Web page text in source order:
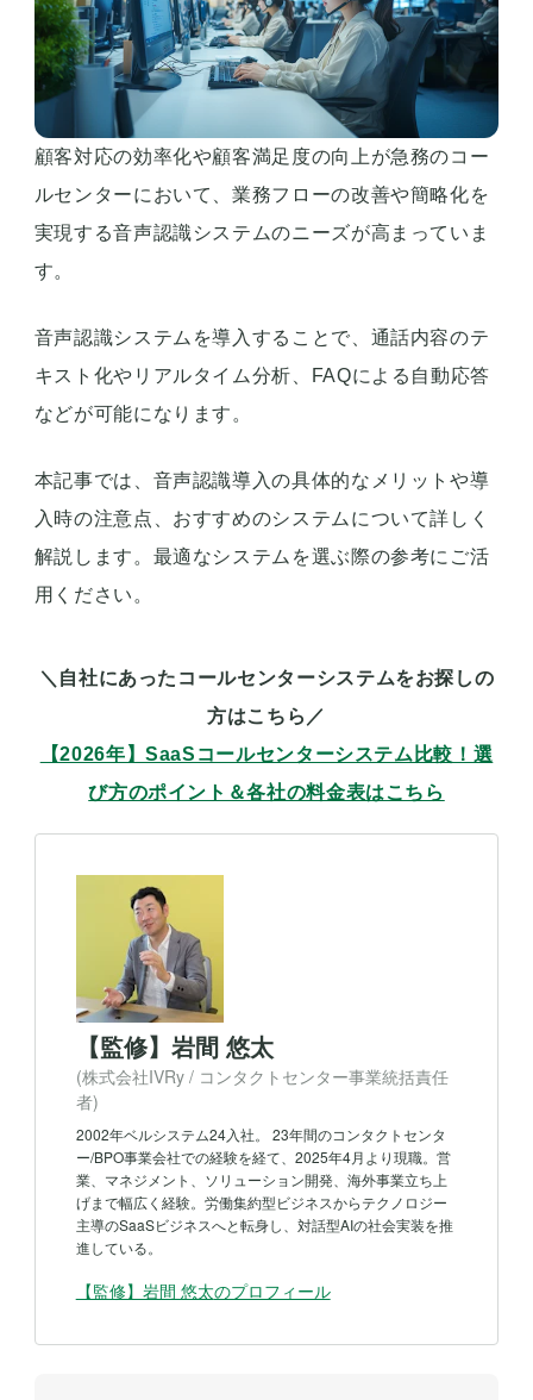
顧客対応の効率化や顧客満足度の向上が急務のコー
ルセンターにおいて、業務フローの改善や簡略化を
実現する音声認識システムのニーズが高まっていま
す。
音声認識システムを導入することで、通話内容のテ
キスト化やリアルタイム分析、FAQによる自動応答
などが可能になります。
本記事では、音声認識導入の具体的なメリットや導
入時の注意点、おすすめのシステムについて詳しく
解説します。最適なシステムを選ぶ際の参考にご活
用ください。
＼自社にあったコールセンターシステムをお探しの
方はこちら／
【2026年】SaaSコールセンターシステム比較！ 選
び方のポイント＆各社の料金表はこちら
【監修】岩間 悠太
(株式会社IVRy / コンタクトセンター事業統括責任
者)
2002年ベルシステム24入社。 23年間のコンタクトセンタ
ー/BPO事業会社での経験を経て、2025年4月より現職。営
業、マネジメント、ソリューション開発、海外事業立ち上
げまで幅広く経験。労働集約型ビジネスからテクノロジー
主導のSaaSビジネスへと転身し、対話型AIの社会実装を推
進している。
【監修】岩間 悠太のプロフィール